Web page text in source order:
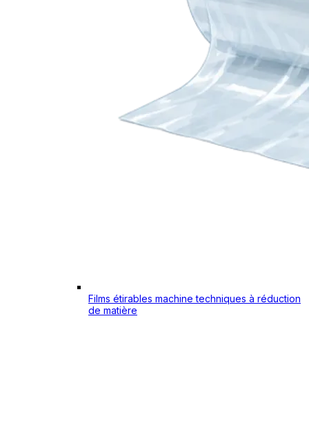
Films étirables machine techniques à réduction
de matière